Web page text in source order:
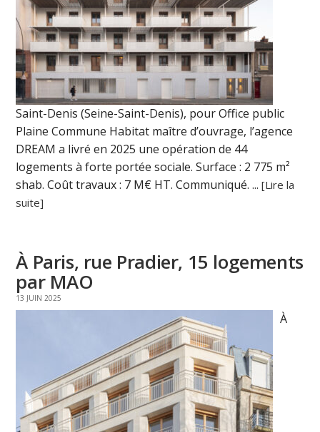
Saint-Denis (Seine-Saint-Denis), pour Office public
Plaine Commune Habitat maître d’ouvrage, l’agence
DREAM a livré en 2025 une opération de 44
logements à forte portée sociale. Surface : 2 775 m²
shab. Coût travaux : 7 M€ HT. Communiqué. ...[Lire la
suite]
À Paris, rue Pradier, 15 logements
par MAO
13 JUIN 2025
À